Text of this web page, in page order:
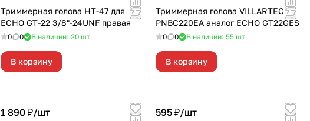
Триммерная голова HT-47 для
ECHO GT-22 3/8"-24UNF правая
0 0 В наличии: 20 шт
В корзину
Триммерная голова VILLARTEC
PNBC220EA аналог ECHO GT22GES
0 0 В наличии: 55 шт
В корзину
1 890 ₽/шт 595 ₽/шт